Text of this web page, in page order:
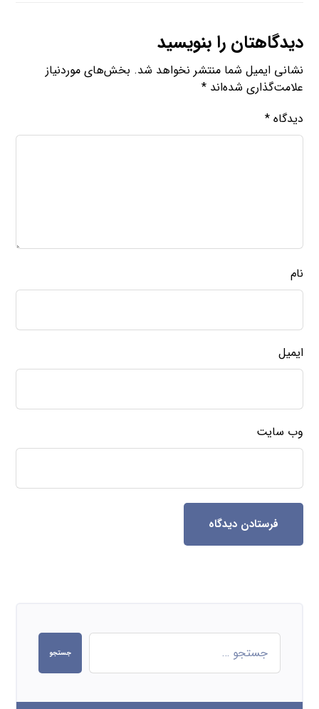
دیدگاهتان را بنویسید
نشانی ایمیل شما منتشر نخواهد شد. بخش‌های موردنیاز
علامت‌گذاری شده‌اند*
دیدگاه*
نام
ایمیل
وب‌ سایت
فرستادن دیدگاه
جستجو